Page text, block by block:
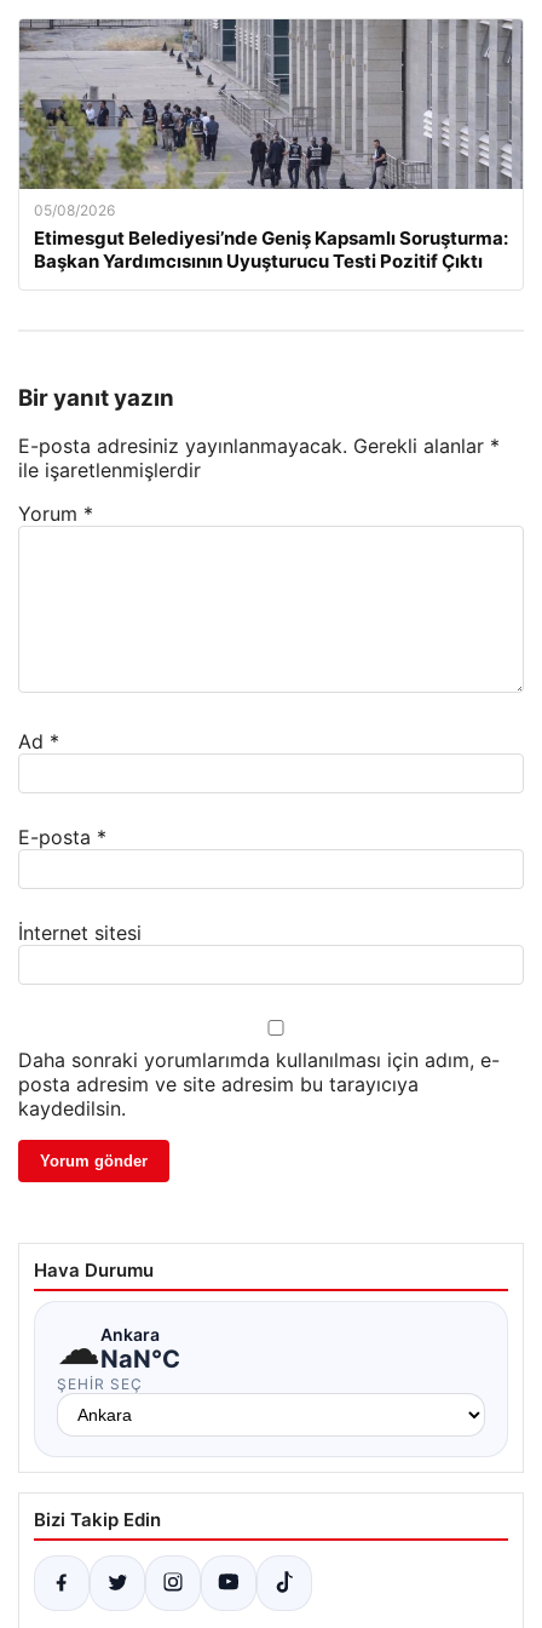
05/08/2026
Etimesgut Belediyesi’nde Geniş Kapsamlı Soruşturma:
Başkan Yardımcısının Uyuşturucu Testi Pozitif Çıktı
Bir yanıt yazın
E-posta adresiniz yayınlanmayacak. Gerekli alanlar *
ile işaretlenmişlerdir
Yorum *
Ad *
E-posta *
İnternet sitesi
Daha sonraki yorumlarımda kullanılması için adım, e-
posta adresim ve site adresim bu tarayıcıya
kaydedilsin.
Hava Durumu
☁Ankara
NaN°C
ŞEHIR SEÇ
Bizi Takip Edin